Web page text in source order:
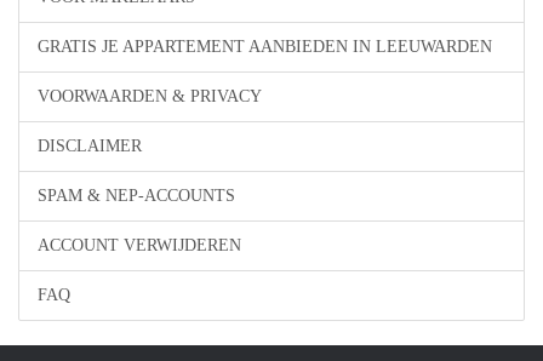
GRATIS JE APPARTEMENT AANBIEDEN IN LEEUWARDEN
VOORWAARDEN & PRIVACY
DISCLAIMER
SPAM & NEP-ACCOUNTS
ACCOUNT VERWIJDEREN
FAQ